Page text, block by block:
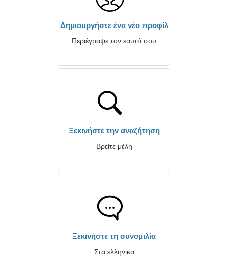
Δημιουργήστε ένα νέο προφίλ
Περιέγραψε τον εαυτό σου
Ξεκινήστε την αναζήτηση
Βρείτε μέλη
Ξεκινήστε τη συνομιλία
Στα ελληνικα